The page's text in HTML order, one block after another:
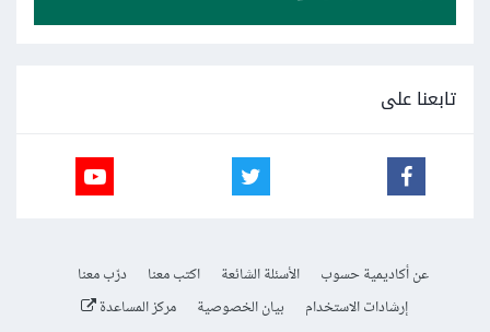
تابعنا على
عن أكاديمية حسوب الأسئلة الشائعة اكتب معنا
درّب معنا
إرشادات الاستخدام
بيان الخصوصية مركز المساعدة